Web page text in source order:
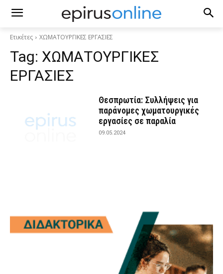
Ετικέτες ΧΩΜΑΤΟΥΡΓΙΚΕΣ ΕΡΓΑΣΙΕΣ
Tag: ΧΩΜΑΤΟΥΡΓΙΚΕΣ
ΕΡΓΑΣΙΕΣ
Θεσπρωτία: Συλλήψεις για
παράνομες χωματουργικές
εργασίες σε παραλία
09.05.2024